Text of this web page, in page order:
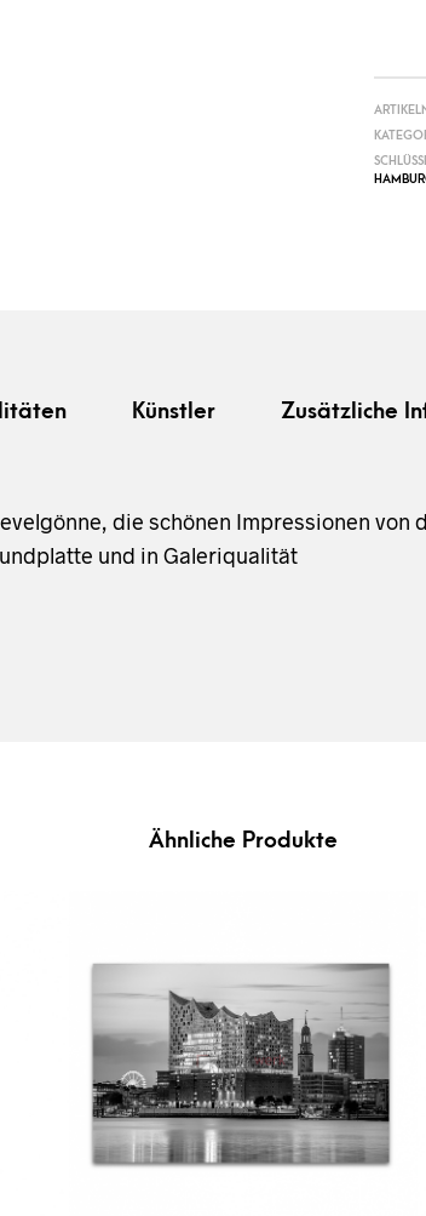
Künstler Zusätzliche
die schönen Impressionen von
und in Galeriqualität
Ähnliche Produkte